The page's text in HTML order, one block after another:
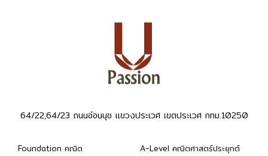
64/22,64/23 ถนนอ่อนนุช แขวงประเวศ เขตประเวศ กทม.10250
Foundation คณิต
A-Level คณิตศาสตร์ประยุกต์